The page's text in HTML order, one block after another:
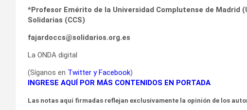
*Profesor Emérito de la Universidad Complutense de Madrid
Solidarias (CCS)
fajardoccs@solidarios.org.es
La ONDA digital
(Síganos en Twitter yFacebook)
INGRESE AQUÍ POR MÁS CONTENIDOS EN PORTADA
Las notas aquí firmadas reflejan exclusivamente la opinión de los